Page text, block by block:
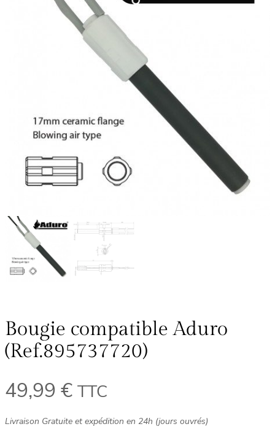
Bougie compatible Aduro
(Ref.895737720)
49,99 € TTC
Livraison Gratuite et expédition en 24h (jours ouvrés)